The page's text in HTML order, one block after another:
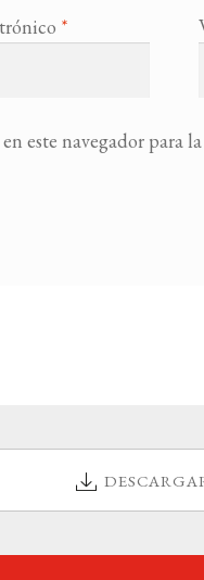
*
este navegador para